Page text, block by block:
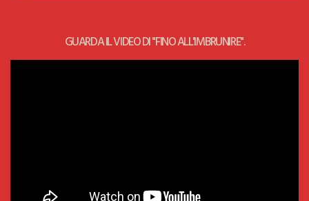
GUARDA IL VIDEO DI "FINO ALL'IMBRUNIRE".